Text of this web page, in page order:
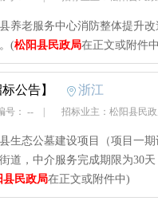
养老服务中心消防整体提升
(松阳县民政局在正文或附件
标公告】 浙江
号： -- 招标业主：松阳县民
生态公墓建设项目（项目一
道，中介服务完成期限为30
县民政局在正文或附件中)